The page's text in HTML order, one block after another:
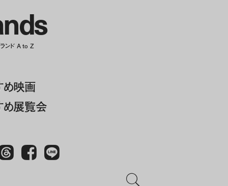
nds
ランド A to Z
映画
展覧会
Facebook LINE